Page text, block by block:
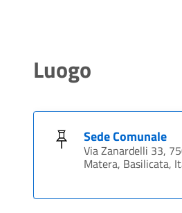
Luogo
Sede Comunale
Via Zanardelli 33,
Matera, Basilicata,